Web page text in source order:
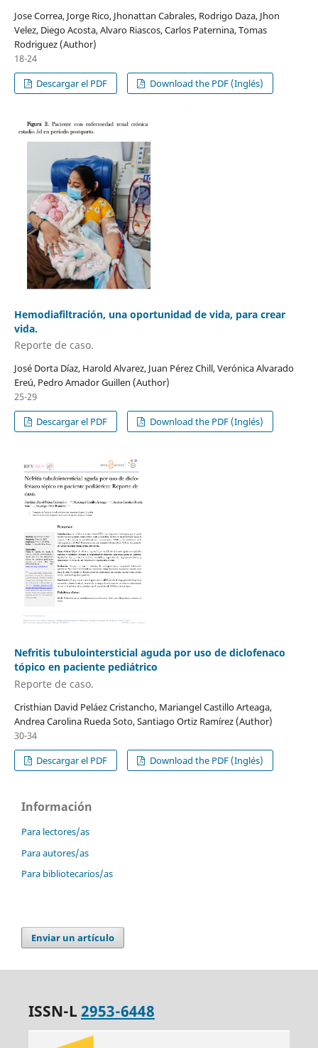
Jose Correa, Jorge Rico, Jhonattan Cabrales, Rodrigo Daza, Jhon
Velez, Diego Acosta, Alvaro Riascos, Carlos Paternina, Tomas
Rodriguez (Author)
18-24
Descargar el PDF
Download the PDF (Inglés)
Hemodiafiltración, una oportunidad de vida, para crear
vida.
Reporte de caso.
José Dorta Díaz, Harold Alvarez, Juan Pérez Chill, Verónica Alvarado
Ereú, Pedro Amador Guillen (Author)
25-29
Descargar el PDF
Download the PDF (Inglés)
Nefritis tubulointersticial aguda por uso de diclofenaco
tópico en paciente pediátrico
Reporte de caso.
Cristhian David Peláez Cristancho, Mariangel Castillo Arteaga,
Andrea Carolina Rueda Soto, Santiago Ortiz Ramírez (Author)
30-34
Descargar el PDF
Download the PDF (Inglés)
Información
Para lectores/as
Para autores/as
Para bibliotecarios/as
Enviar un artículo
ISSN-L2953-6448